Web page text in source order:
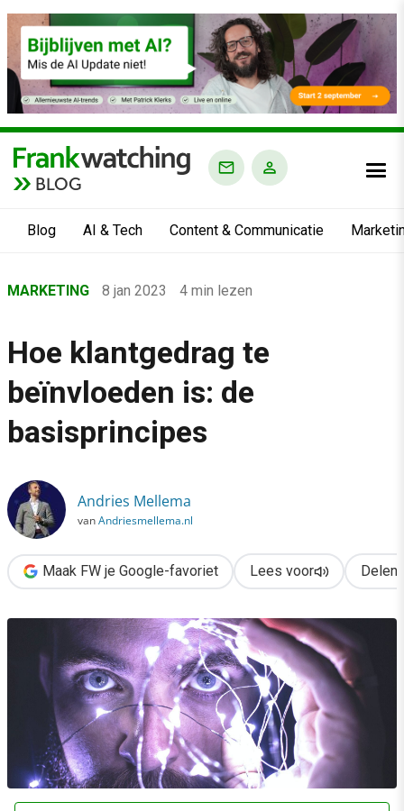
BLOG
Blog AI & Tech Content & Communicatie
›
›
Marketing
›
Hoe klantgedrag te beïnvloeden is: de basisprincipes
MARKETING 8 jan 2023 4 min lezen
Hoe klantgedrag te
beïnvloeden is: de
basisprincipes
Andries Mellema
vanAndriesmellema.nl
Maak FW je Google-favoriet Lees voor Delen